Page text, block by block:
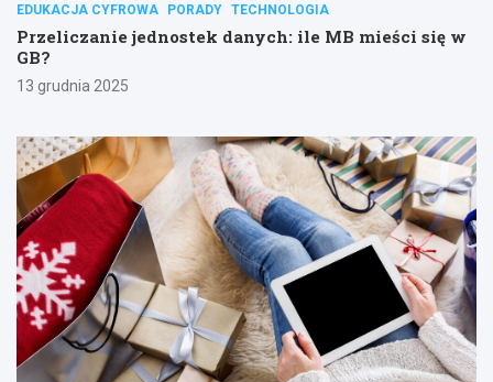
EDUKACJA CYFROWA PORADY TECHNOLOGIA
Przeliczanie jednostek danych: ile MB mieści się w
GB?
13 grudnia 2025